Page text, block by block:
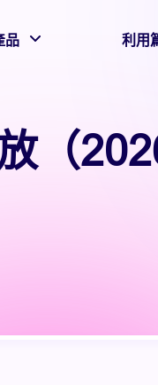
品 利用
（